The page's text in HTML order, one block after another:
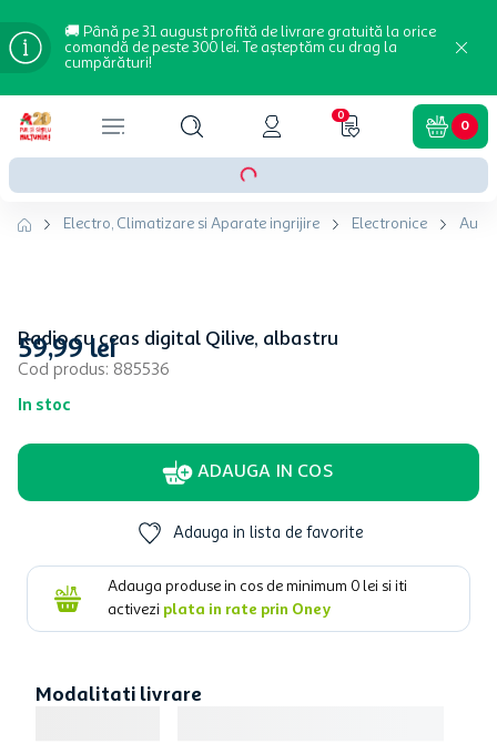
🚚 Până pe 31 august profită de livrare gratuită la orice
comandă de peste 300 lei. Te așteptăm cu drag la
cumpărături!
0
0
Electro, Climatizare si Aparate ingrijire Electronice
Radio cu ceas digital Qilive, albastru
Cod produs: 885536
In stoc
59,99 lei
ADAUGA IN COS
Adauga in lista de favorite
Adauga produse in cos de minimum 0 lei si iti
activezi plata in rate prin Oney
Modalitati livrare